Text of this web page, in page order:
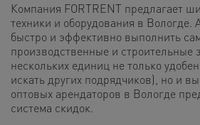
Компания FORTRENT предлагает
техники и оборудования в Вологде.
быстро и эффективно выполнить
производственные и строительные
нескольких единиц не только
искать других подрядчиков), но и
оптовых арендаторов в Вологде
система скидок.